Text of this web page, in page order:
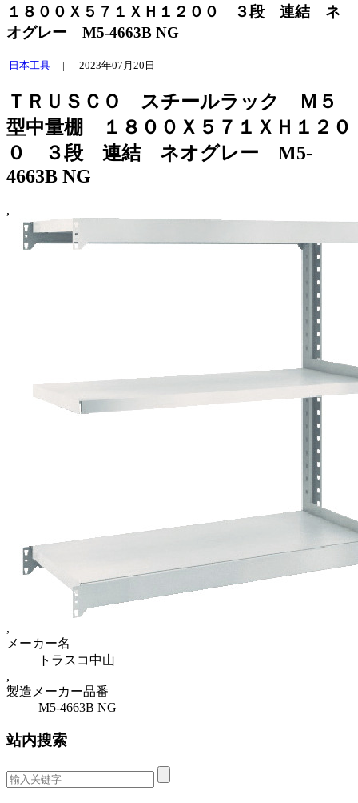
１８００Ｘ５７１ＸＨ１２００ ３段 連結 ネ
オグレー M5-4663B NG
日本工具 | 2023年07月20日
ＴＲＵＳＣＯ スチールラック Ｍ５
型中量棚 １８００Ｘ５７１ＸＨ１２０
０ ３段 連結 ネオグレー M5-
4663B NG
,
,
メーカー名
トラスコ中山
,
製造メーカー品番
M5-4663B NG
站内搜索